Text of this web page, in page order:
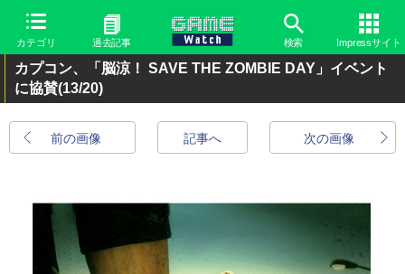
カテゴリ 過去記事 検索 Impressサイト
カプコン、「脳涼！ SAVE THE ZOMBIE DAY」イベント
に協賛(13/20)
前の画像 次の画像
記事へ